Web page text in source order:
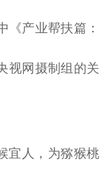
《产业帮扶篇：
视网摄制组的关
宜人，为猕猴桃